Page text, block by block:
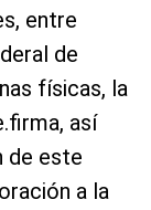
entre
de
físicas, la
así
de este
a la